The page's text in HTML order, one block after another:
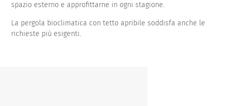
spazio esterno e approfittarne in ogni stagione.
La pergola bioclimatica con tetto apribile soddisfa anche le
richieste più esigenti.